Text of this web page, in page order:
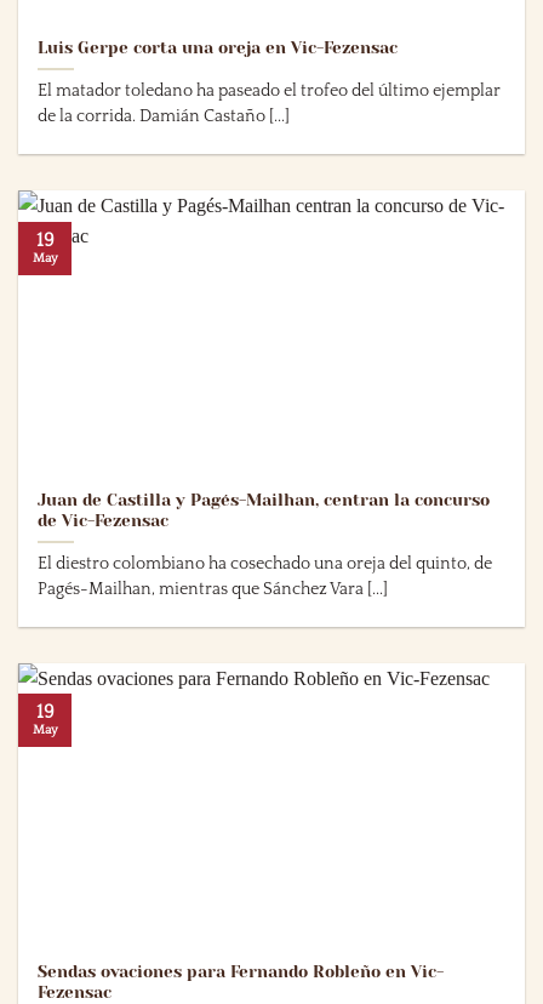
Luis Gerpe corta una oreja en Vic-Fezensac
El matador toledano ha paseado el trofeo del último ejemplar
de la corrida. Damián Castaño [...]
Juan de Castilla y Pagés-Mailhan, centran la concurso
de Vic-Fezensac
El diestro colombiano ha cosechado una oreja del quinto, de
Pagés-Mailhan, mientras que Sánchez Vara [...]
19
May
Sendas ovaciones para Fernando Robleño en Vic-
Fezensac
19
May